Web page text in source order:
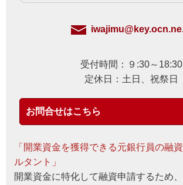
受付時間：９:30～18:30
定休日：土日、祝祭日
お問合せはこちら
「開業資金を獲得できる元銀行員の融
ルタント」
開業資金に特化して融資申請するため